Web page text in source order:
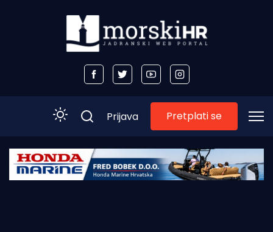
Početna
Prijava Pretplati se